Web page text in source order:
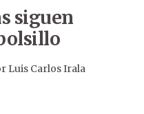
siguen
Luis Carlos Irala